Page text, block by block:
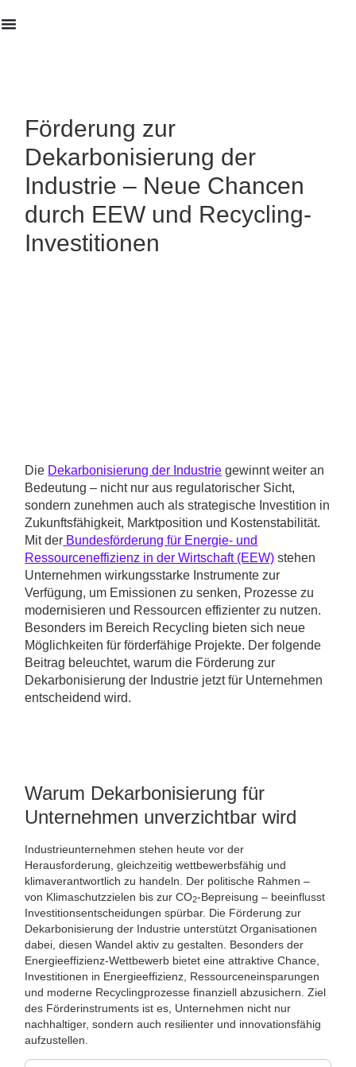
Förderung zur
Dekarbonisierung der
Industrie – Neue Chancen
durch EEW und Recycling-
Investitionen
Die Dekarbonisierung der Industrie gewinnt weiter an
Bedeutung – nicht nur aus regulatorischer Sicht,
sondern zunehmen auch als strategische Investition in
Zukunftsfähigkeit, Marktposition und Kostenstabilität.
Mit der Bundesförderung für Energie- und
Ressourceneffizienz in der Wirtschaft (EEW) stehen
Unternehmen wirkungsstarke Instrumente zur
Verfügung, um Emissionen zu senken, Prozesse zu
modernisieren und Ressourcen effizienter zu nutzen.
Besonders im Bereich Recycling bieten sich neue
Möglichkeiten für förderfähige Projekte. Der folgende
Beitrag beleuchtet, warum die Förderung zur
Dekarbonisierung der Industrie jetzt für Unternehmen
entscheidend wird.
Warum Dekarbonisierung für
Unternehmen unverzichtbar wird
Industrieunternehmen stehen heute vor der
Herausforderung, gleichzeitig wettbewerbsfähig und
klimaverantwortlich zu handeln. Der politische Rahmen –
von Klimaschutzzielen bis zur CO2-Bepreisung – beeinflusst
Investitionsentscheidungen spürbar. Die Förderung zur
Dekarbonisierung der Industrie unterstützt Organisationen
dabei, diesen Wandel aktiv zu gestalten. Besonders der
Energieeffizienz-Wettbewerb bietet eine attraktive Chance,
Investitionen in Energieeffizienz, Ressourceneinsparungen
und moderne Recyclingprozesse finanziell abzusichern. Ziel
des Förderinstruments ist es, Unternehmen nicht nur
nachhaltiger, sondern auch resilienter und innovationsfähig
aufzustellen.